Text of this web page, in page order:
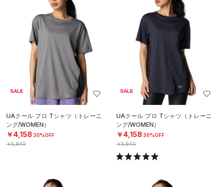
SALE
UAクール プロ Tシャツ（トレーニ
ング/WOMEN）
￥4,158 30%OFF
￥5,940
SALE
UAクール プロ Tシャツ（トレーニ
ング/WOMEN）
￥4,158 30%OFF
￥5,940